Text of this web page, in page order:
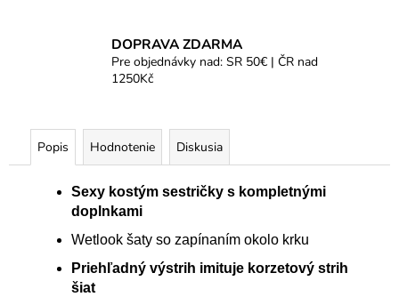
DOPRAVA ZDARMA
Pre objednávky nad: SR 50€ | ČR nad
1250Kč
Popis Hodnotenie Diskusia
Sexy kostým sestričky s kompletnými
doplnkami
Wetlook šaty so zapínaním okolo krku
Priehľadný výstrih imituje korzetový strih
šiat